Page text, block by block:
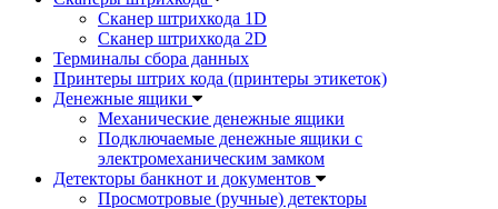
Сканер штрихкода 1D
Сканер штрихкода 2D
Терминалы сбора данных
Принтеры штрих кода (принтеры этикеток)
Денежные ящики
Механические денежные ящики
Подключаемые денежные ящики с
электромеханическим замком
Детекторы банкнот и документов
Просмотровые (ручные) детекторы